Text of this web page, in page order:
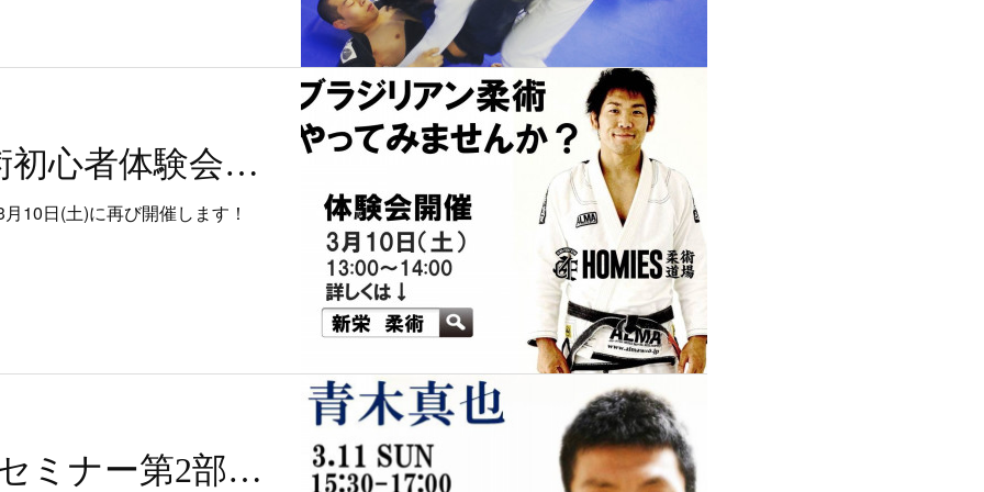
3月10日 柔術初心者体験会のお知らせ
10日(土)に再び開催します！
3.11 青木真也セミナー第2部開催！